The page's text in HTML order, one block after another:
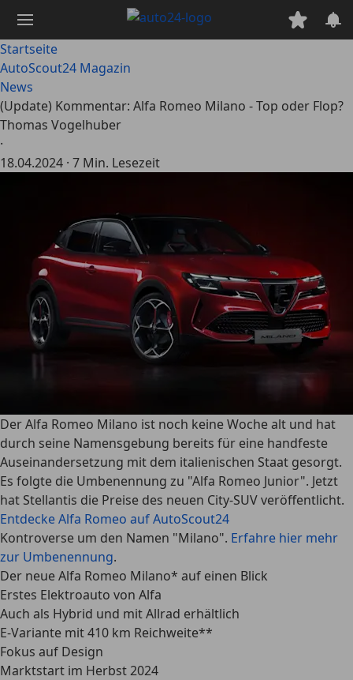
Hauptinhalt
springen
Startseite
AutoScout24 Magazin
News
(Update) Kommentar: Alfa Romeo Milano - Top oder Flop?
Thomas Vogelhuber
·
18.04.2024 · 7 Min. Lesezeit
Der Alfa Romeo Milano ist noch keine Woche alt und hat
durch seine Namensgebung bereits für eine handfeste
Auseinandersetzung mit dem italienischen Staat gesorgt.
Es folgte die Umbenennung zu "Alfa Romeo Junior". Jetzt
hat Stellantis die Preise des neuen City-SUV veröffentlicht.
Entdecke Alfa Romeo auf AutoScout24
Kontroverse um den Namen "Milano". Erfahre hier mehr
zur Umbenennung.
Der neue Alfa Romeo Milano* auf einen Blick
Erstes Elektroauto von Alfa
Auch als Hybrid und mit Allrad erhältlich
E-Variante mit 410 km Reichweite**
Fokus auf Design
Marktstart im Herbst 2024